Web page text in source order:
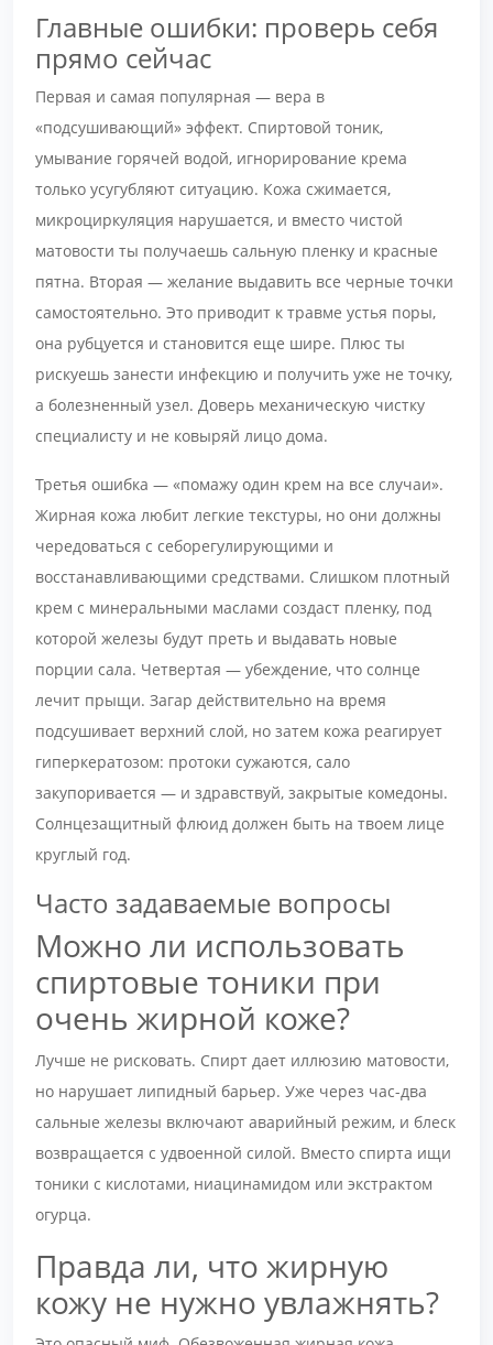
Главные ошибки: проверь себя
прямо сейчас
Первая и самая популярная — вера в
«подсушивающий» эффект. Спиртовой тоник,
умывание горячей водой, игнорирование крема
только усугубляют ситуацию. Кожа сжимается,
микроциркуляция нарушается, и вместо чистой
матовости ты получаешь сальную пленку и красные
пятна. Вторая — желание выдавить все черные точки
самостоятельно. Это приводит к травме устья поры,
она рубцуется и становится еще шире. Плюс ты
рискуешь занести инфекцию и получить уже не точку,
а болезненный узел. Доверь механическую чистку
специалисту и не ковыряй лицо дома.
Третья ошибка — «помажу один крем на все случаи».
Жирная кожа любит легкие текстуры, но они должны
чередоваться с себорегулирующими и
восстанавливающими средствами. Слишком плотный
крем с минеральными маслами создаст пленку, под
которой железы будут преть и выдавать новые
порции сала. Четвертая — убеждение, что солнце
лечит прыщи. Загар действительно на время
подсушивает верхний слой, но затем кожа реагирует
гиперкератозом: протоки сужаются, сало
закупоривается — и здравствуй, закрытые комедоны.
Солнцезащитный флюид должен быть на твоем лице
круглый год.
Часто задаваемые вопросы
Можно ли использовать
спиртовые тоники при
очень жирной коже?
Лучше не рисковать. Спирт дает иллюзию матовости,
но нарушает липидный барьер. Уже через час-два
сальные железы включают аварийный режим, и блеск
возвращается с удвоенной силой. Вместо спирта ищи
тоники с кислотами, ниацинамидом или экстрактом
огурца.
Правда ли, что жирную
кожу не нужно увлажнять?